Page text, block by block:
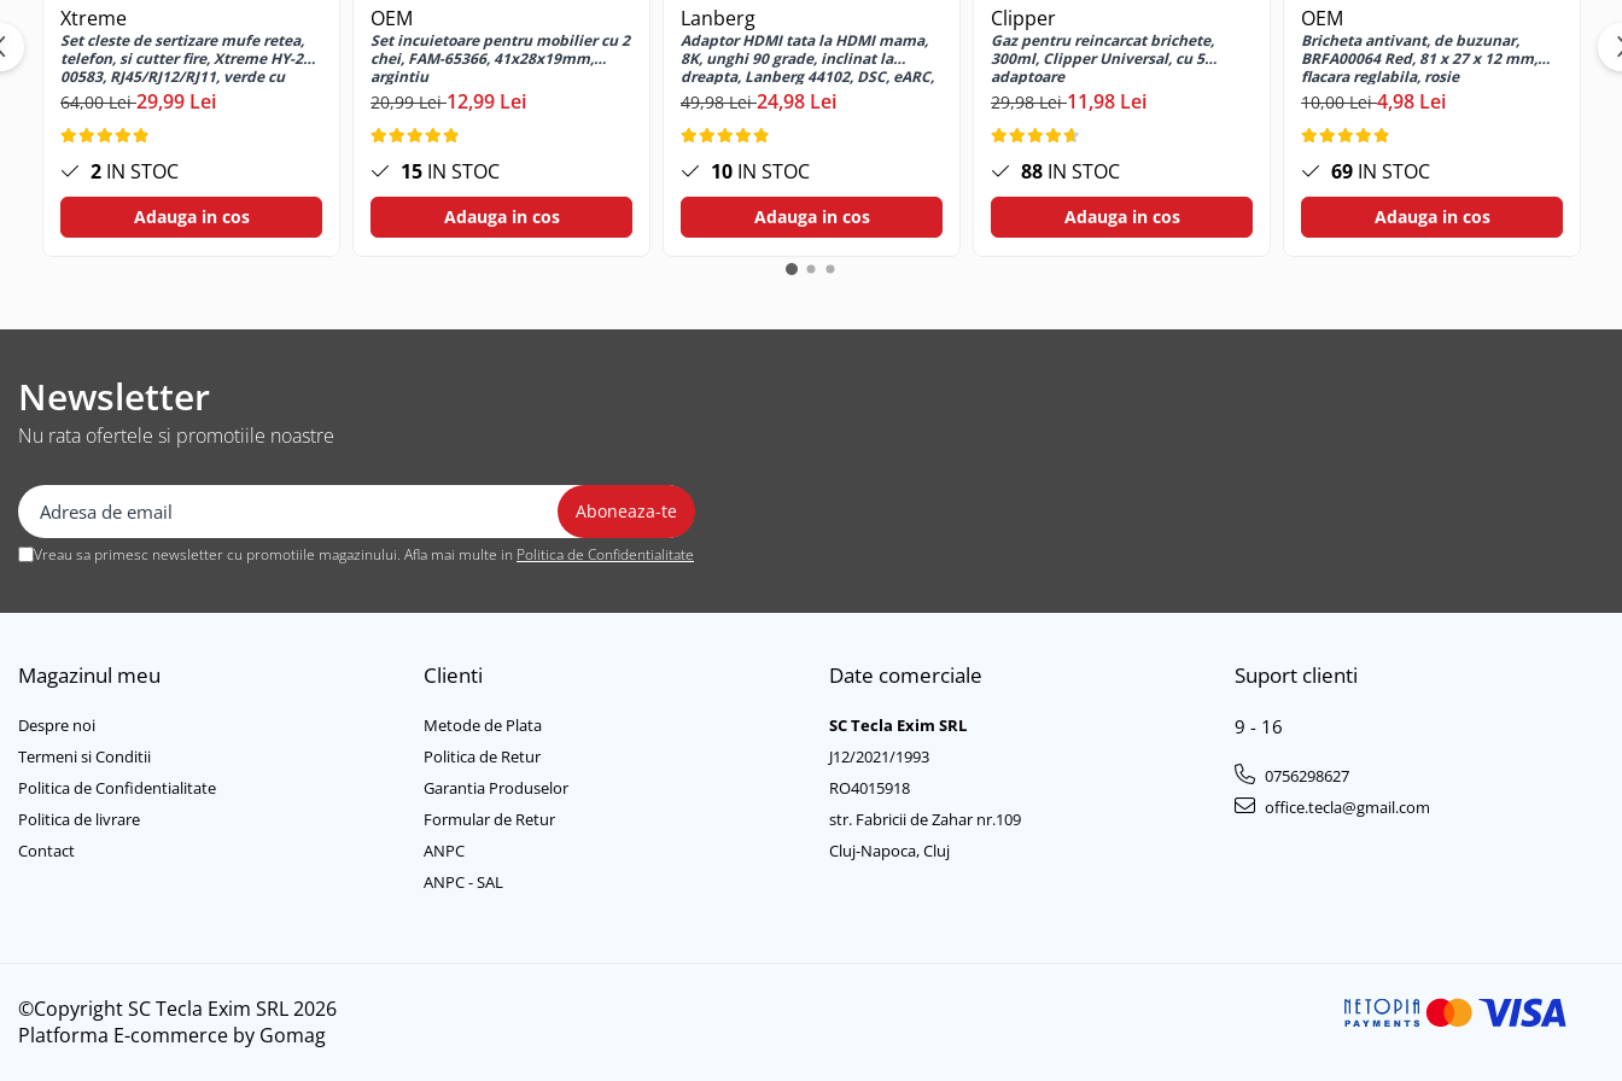
Gamepad USB
Microfoane Gaming
Mouse Gaming
Mouse Pad Gaming
Tastatura Gaming
Accesorii IT
Accesorii laptop
Accesorii monitoare
Accesorii smartphone
Accesorii SIM
Cabluri iPhone
Cabluri microUSB
Cabluri USB tip C
Huse smartphone
Incarcatoare wireless
Incarcator auto
Incarcator priza retea
Lentile smartphone
Microfoane pentru smartphone
Stylus pen
Suport auto
Xtreme
Set cleste de sertizare mufe retea,
telefon, si cutter fire, Xtreme HY-200
00583, RJ45/RJ12/RJ11, verde cu
negru
64,00 Lei29,99 Lei
2 IN STOC
Adauga in cos
OEM
Set incuietoare pentru mobilier cu 2
chei, FAM-65366, 41x28x19mm,
argintiu
20,99 Lei12,99 Lei
15 IN STOC
Adauga in cos
Lanberg
Adaptor HDMI tata la HDMI mama,
8K, unghi 90 grade, inclinat la
dreapta, Lanberg 44102, DSC, eARC,
HDR, carcasa aluminiu, argintiu
49,98 Lei24,98 Lei
10 IN STOC
Adauga in cos
Clipper
Gaz pentru reincarcat brichete,
300ml, Clipper Universal, cu 5
adaptoare
29,98 Lei11,98 Lei
88 IN STOC
Adauga in cos
OEM
Bricheta antivant, de buzunar,
BRFA00064 Red, 81 x 27 x 12 mm,
flacara reglabila, rosie
10,00 Lei4,98 Lei
69 IN STOC
Adauga in cos
Newsletter
Nu rata ofertele si promotiile noastre
Vreau sa primesc newsletter cu promotiile magazinului. Afla mai multe in Politica de Confidentialitate
Magazinul meu
Despre noi
Termeni si Conditii
Politica de Confidentialitate
Politica de livrare
Contact
Clienti
Metode de Plata
Politica de Retur
Garantia Produselor
Formular de Retur
ANPC
ANPC - SAL
Date comerciale
SC Tecla Exim SRL
J12/2021/1993
RO4015918
str. Fabricii de Zahar nr.109
Cluj-Napoca, Cluj
Suport clienti
9 - 16
0756298627
office.tecla@gmail.com
©Copyright SC Tecla Exim SRL 2026
Platforma E-commerce by Gomag